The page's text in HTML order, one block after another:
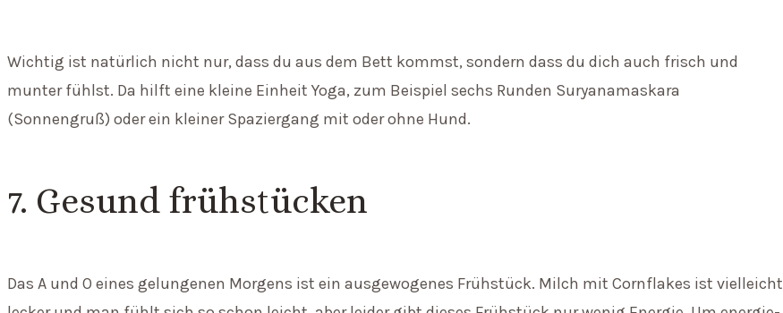
Wichtig ist natürlich nicht nur, dass du aus dem Bett kommst, sondern dass du dich auch frisch und
munter fühlst. Da hilft eine kleine Einheit Yoga, zum Beispiel sechs Runden Suryanamaskara
(Sonnengruß) oder ein kleiner Spaziergang mit oder ohne Hund.
7. Gesund frühstücken
Das A und O eines gelungenen Morgens ist ein ausgewogenes Frühstück. Milch mit Cornflakes ist vielleicht